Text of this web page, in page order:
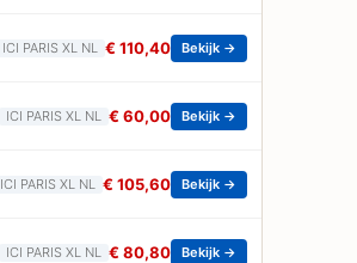
ICI PARIS XL NL € 110,40 Bekijk →
ICI PARIS XL NL € 60,00 Bekijk →
ICI PARIS XL NL € 105,60 Bekijk →
ICI PARIS XL NL € 80,80 Bekijk →